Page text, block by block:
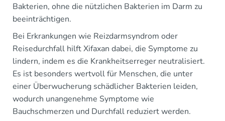
Bakterien, ohne die nützlichen Bakterien im Darm zu
beeinträchtigen.
Bei Erkrankungen wie Reizdarmsyndrom oder
Reisedurchfall hilft Xifaxan dabei, die Symptome zu
lindern, indem es die Krankheitserreger neutralisiert.
Es ist besonders wertvoll für Menschen, die unter
einer Überwucherung schädlicher Bakterien leiden,
wodurch unangenehme Symptome wie
Bauchschmerzen und Durchfall reduziert werden.